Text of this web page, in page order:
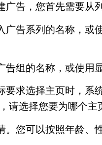
告，您首先需要从
告系列的名称，或
组的名称，或使用
要求选择主页时，系
请选择您要为哪个主
您可以按照年龄、